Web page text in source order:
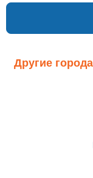
Другие